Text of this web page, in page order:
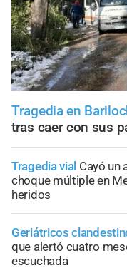
Tragedia en
tras caer con sus
Tragedia vial Cayó un
choque múltiple en
heridos
Geriátricos
que alertó cuatro
escuchada